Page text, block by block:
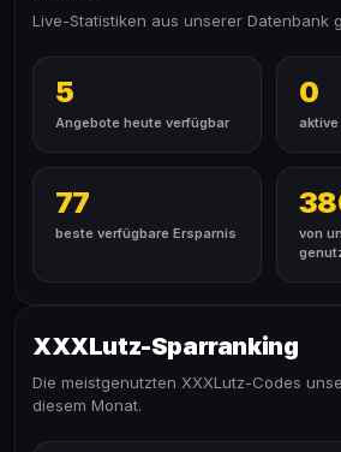
Live-Statistiken aus unserer Datenbank
5
Angebote heute verfügbar
0
aktive
77
beste verfügbare Ersparnis
von
XXXLutz-Sparranking
Die meistgenutzten XXXLutz-Codes
diesem Monat.